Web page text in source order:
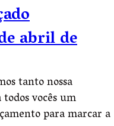
abril de
tanto nossa
vocês um
para marcar a